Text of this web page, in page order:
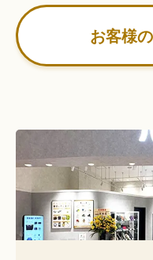
お客様